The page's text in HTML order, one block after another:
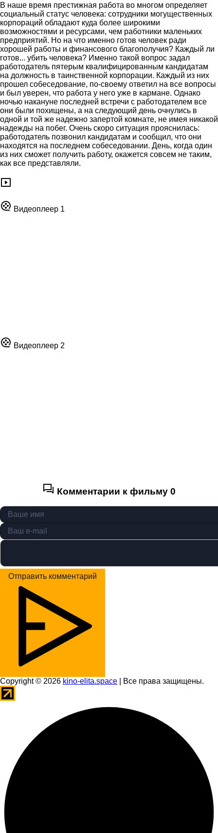
В наше время престижная работа во многом определяет
социальный статус человека: сотрудники могущественных
корпораций обладают куда более широкими
возможностями и ресурсами, чем работники маленьких
предприятий. Но на что именно готов человек ради
хорошей работы и финансового благополучия? Каждый ли
готов... убить человека? Именно такой вопрос задал
работодатель пятерым квалифицированным кандидатам
на должность в таинственной корпорации. Каждый из них
прошел собеседование, по-своему ответил на все вопросы
и был уверен, что работа у него уже в кармане. Однако
ночью накануне последней встречи с работодателем все
они были похищены, а на следующий день очнулись в
одной и той же надежно запертой комнате, не имея никакой
надежды на побег. Очень скоро ситуация прояснилась:
работодатель позвонил кандидатам и сообщил, что они
находятся на последнем собеседовании. День, когда один
из них сможет получить работу, окажется совсем не таким,
как все представляли.
Видеоплеер 1
Видеоплеер 2
Комментарии к фильму 0
Отправить комментарий
Copyright © 2026 kino-elita.space | Все права защищены.